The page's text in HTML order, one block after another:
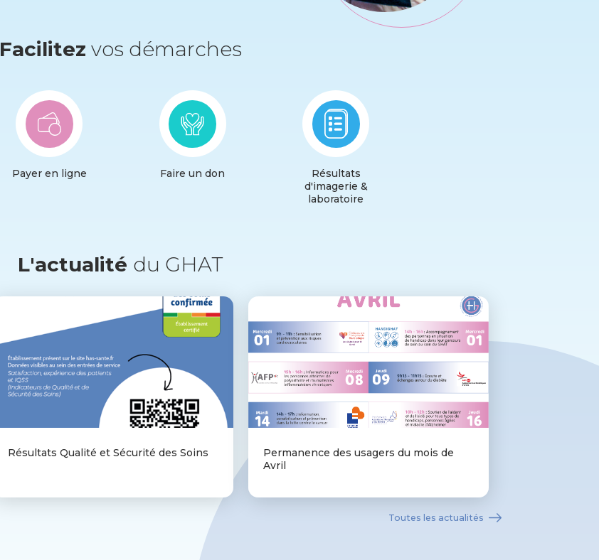
Facilitez vos démarches
Payer en ligne Faire un don
Résultats
d'imagerie &
laboratoire
L'actualité du GHAT
Résultats Qualité et Sécurité des Soins
Permanence des usagers du mois de
Avril
Toutes les actualités